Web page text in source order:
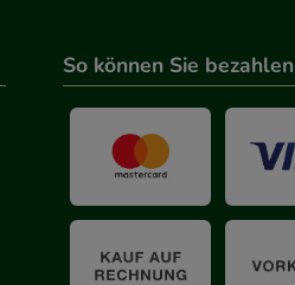
So können Sie bezahlen